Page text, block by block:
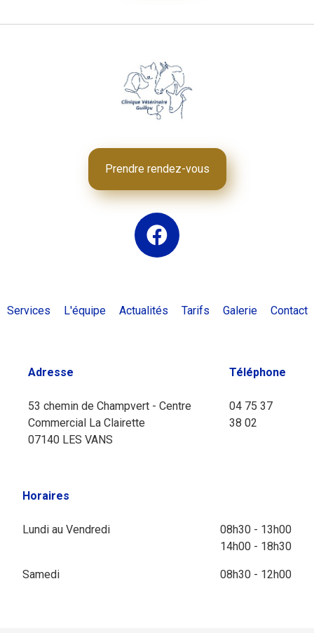
Prendre rendez-vous
Services L'équipe Actualités Tarifs Galerie Contact
Adresse
53 chemin de Champvert - Centre
Commercial La Clairette
07140 LES VANS
Téléphone
04 75 37
38 02
Horaires
Lundi au Vendredi
08h30 - 13h00
14h00 - 18h30
Samedi 08h30 - 12h00